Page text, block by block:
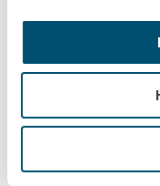
useinkaan ole
Maltokaariviruksen
suorittaa vain
voivat aiheuttaa
Käytä